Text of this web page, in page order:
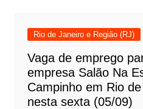
Rio de Janeiro e Região (RJ)
Vaga de emprego
empresa Salão Na
Campinho em Rio
nesta sexta (05/09)